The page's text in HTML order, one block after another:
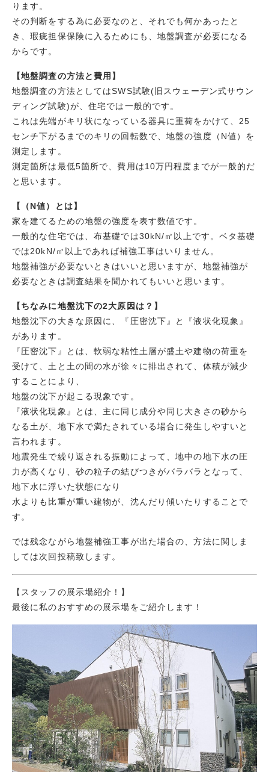
ります。
その判断をする為に必要なのと、それでも何かあったと
き、瑕疵担保保険に入るためにも、地盤調査が必要になる
からです。
【地盤調査の方法と費用】
地盤調査の方法としてはSWS試験(旧スウェーデン式サウン
ディング試験)が、住宅では一般的です。
これは先端がキリ状になっている器具に重荷をかけて、25
センチ下がるまでのキリの回転数で、地盤の強度（N値）を
測定します。
測定箇所は最低5箇所で、費用は10万円程度までが一般的だ
と思います。
【（N値）とは】
家を建てるための地盤の強度を表す数値です。
一般的な住宅では、布基礎では30kN/㎡以上です。ベタ基礎
では20kN/㎡以上であれば補強工事はいりません。
地盤補強が必要ないときはいいと思いますが、地盤補強が
必要なときは調査結果を聞かれてもいいと思います。
【ちなみに地盤沈下の2大原因は？】
地盤沈下の大きな原因に、『圧密沈下』と『液状化現象』
があります。
『圧密沈下』とは、軟弱な粘性土層が盛土や建物の荷重を
受けて、土と土の間の水が徐々に排出されて、体積が減少
することにより、
地盤の沈下が起こる現象です。
『液状化現象』とは、主に同じ成分や同じ大きさの砂から
なる土が、地下水で満たされている場合に発生しやすいと
言われます。
地震発生で繰り返される振動によって、地中の地下水の圧
力が高くなり、砂の粒子の結びつきがバラバラとなって、
地下水に浮いた状態になり
水よりも比重が重い建物が、沈んだり傾いたりすることで
す。
では残念ながら地盤補強工事が出た場合の、方法に関しま
しては次回投稿致します。
【スタッフの展示場紹介！】
最後に私のおすすめの展示場をご紹介します！